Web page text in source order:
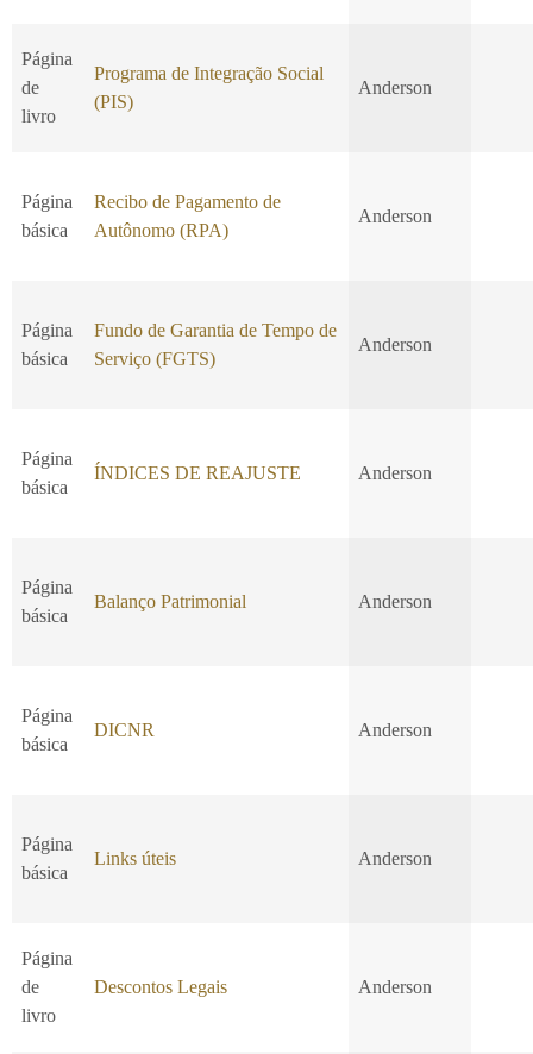
Página
de
livro
Programa de Integração Social
(PIS)
Anderson
Página
básica
Recibo de Pagamento de
Autônomo (RPA)
Anderson
Página
básica
Fundo de Garantia de Tempo de
Serviço (FGTS)
Anderson
Página
básica
ÍNDICES DE REAJUSTE Anderson
Página
básica
Balanço Patrimonial Anderson
Página
básica
DICNR Anderson
Página
básica
Links úteis Anderson
Página
de
livro
Descontos Legais Anderson